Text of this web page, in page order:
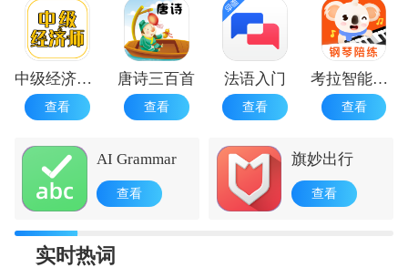
中级经济师练题库
查看
唐诗三百首
查看
法语入门
查看
考拉智能陪练
查看
AI Grammar
查看
旗妙出行
查看
实时热词